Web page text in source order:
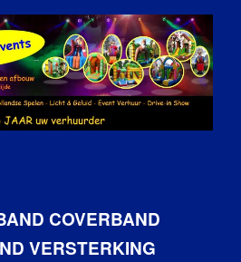
COVERBAND
VERSTERKING